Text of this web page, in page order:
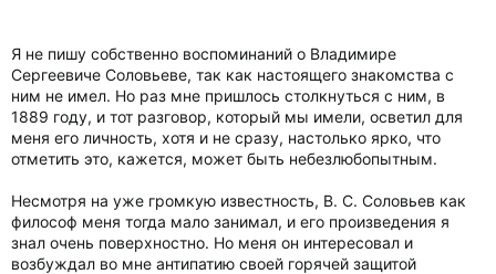
Я не пишу собственно воспоминаний о Владимире
Сергеевиче Соловьеве, так как настоящего знакомства с
ним не имел. Но раз мне пришлось столкнуться с ним, в
1889 году, и тот разговор, который мы имели, осветил для
меня его личность, хотя и не сразу, настолько ярко, что
отметить это, кажется, может быть небезлюбопытным.
Несмотря на уже громкую известность, В. С. Соловьев как
философ меня тогда мало занимал, и его произведения я
знал очень поверхностно. Но меня он интересовал и
возбуждал во мне антипатию своей горячей защитой